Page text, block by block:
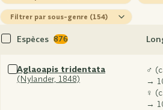
sous-
genre
Espèces 876
Sélectionner
Aglaoapis tridentata
(Nylander, 1848)
♂
→
♀
→